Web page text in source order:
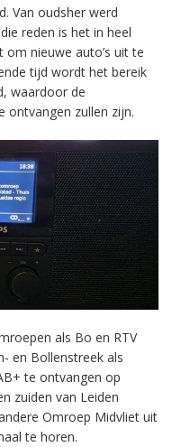
Van oudsher werd
reden is het in heel
om nieuwe auto’s uit te
tijd wordt het bereik
waardoor de
ontvangen zullen zijn.
als Bo en RTV
en Bollenstreek als
te ontvangen op
zuiden van Leiden
Omroep Midvliet uit
te horen.